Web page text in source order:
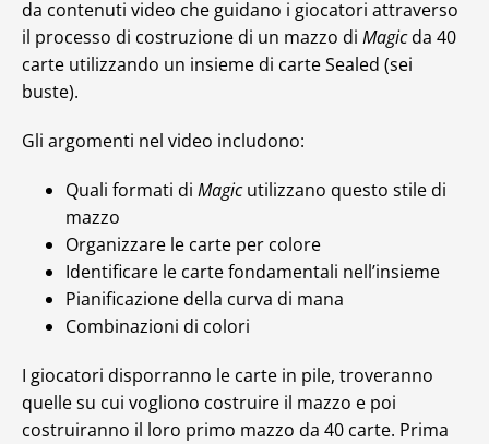
da contenuti video che guidano i giocatori attraverso
il processo di costruzione di un mazzo di Magicda 40
carte utilizzando un insieme di carte Sealed (sei
buste).
Gli argomenti nel video includono:
Quali formati di Magicutilizzano questo stile di
mazzo
Organizzare le carte per colore
Identificare le carte fondamentali nell’insieme
Pianificazione della curva di mana
Combinazioni di colori
I giocatori disporranno le carte in pile, troveranno
quelle su cui vogliono costruire il mazzo e poi
costruiranno il loro primo mazzo da 40 carte. Prima